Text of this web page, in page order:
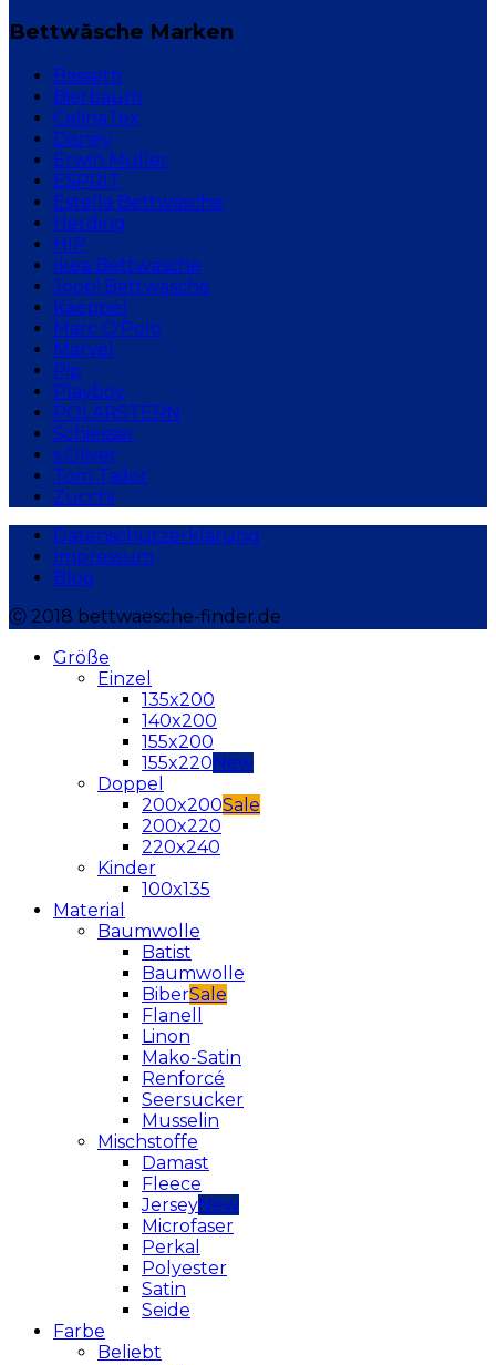
Bettwäsche Marken
Bassetti
Bierbaum
CelinaTex
Disney
Erwin Müller
ESPRIT
Estella Bettwäsche
Herding
HIP
Ikea Bettwäsche
Joop! Bettwäsche
Kaeppel
Marc O'Polo
Marvel
Pip
Playboy
POLARSTERN
Schiesser
s.Oliver
Tom Tailor
Zucchi
Datenschutzerklärung
Impressum
Blog
Ⓒ 2018 bettwaesche-finder.de
Größe
Einzel
135x200
140x200
155x200
155x220
Doppel
200x200
200x220
220x240
Kinder
100x135
Material
Baumwolle
Batist
Baumwolle
Biber
Flanell
Linon
Mako-Satin
Renforcé
Seersucker
Musselin
Mischstoffe
Damast
Fleece
Jersey
Microfaser
Perkal
Polyester
Satin
Seide
Farbe
Beliebt